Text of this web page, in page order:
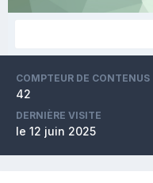
COMPTEUR DE CONTENUS
42
DERNIÈRE VISITE
le 12 juin 2025